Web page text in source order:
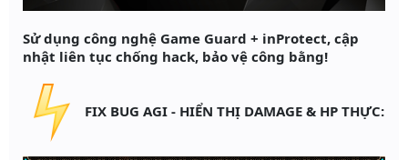
Sử dụng công nghệ Game Guard + inProtect, cập
nhật liên tục chống hack, bảo vệ công bằng!
FIX BUG AGI - HIỂN THỊ DAMAGE & HP THỰC: